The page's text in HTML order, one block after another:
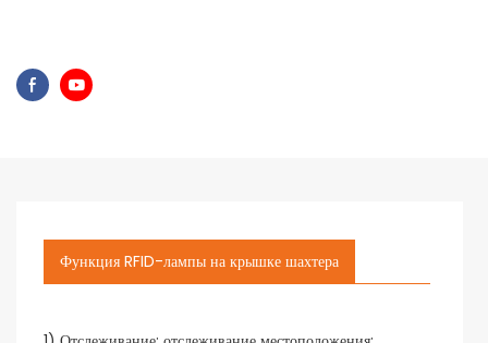
Функция RFID-лампы на крышке шахтера